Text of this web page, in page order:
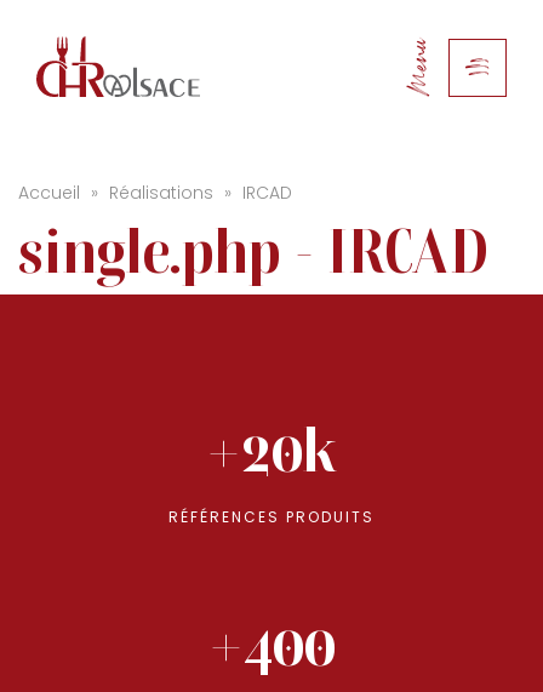
Menu
Accueil » Réalisations » IRCAD
single.php - IRCAD
+20k
RÉFÉRENCES PRODUITS
+400